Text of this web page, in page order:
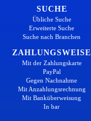
SUCHE
Übliche Suche
Erweiterte Suche
Suche nach Branchen
ZAHLUNGSWEISE
Mit der Zahlungskarte
PayPal
Gegen Nachnahme
Mit Anzahlungsrechnung
Mit Banküberweisung
In bar